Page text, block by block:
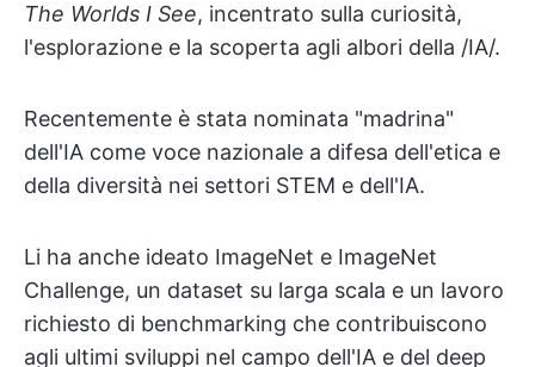
The Worlds I See, incentrato sulla curiosità,
l'esplorazione e la scoperta agli albori della /IA/.
Recentemente è stata nominata "madrina"
dell'IA come voce nazionale a difesa dell'etica e
della diversità nei settori STEM e dell'IA.
Li ha anche ideato ImageNet e ImageNet
Challenge, un dataset su larga scala e un lavoro
richiesto di benchmarking che contribuiscono
agli ultimi sviluppi nel campo dell'IA e del deep